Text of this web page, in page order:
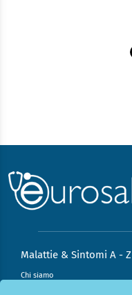
Malattie & Sintomi A - Z
Chi siamo